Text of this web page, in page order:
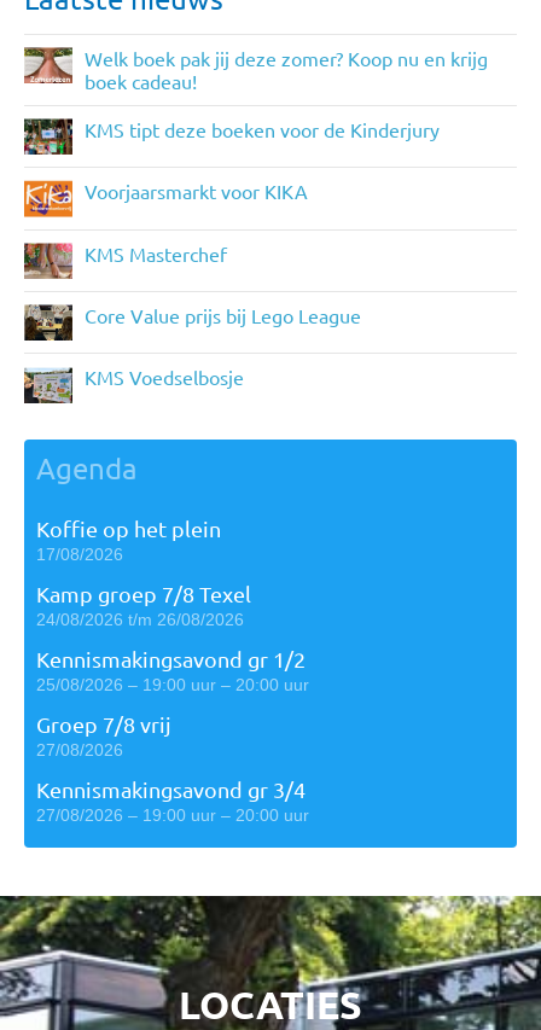
Welk boek pak jij deze zomer? Koop nu en krijg
boek cadeau!
KMS tipt deze boeken voor de Kinderjury
Voorjaarsmarkt voor KIKA
KMS Masterchef
Core Value prijs bij Lego League
KMS Voedselbosje
Agenda
Koffie op het plein
17/08/2026
Kamp groep 7/8 Texel
24/08/2026 t/m 26/08/2026
Kennismakingsavond gr 1/2
25/08/2026 – 19:00 uur – 20:00 uur
Groep 7/8 vrij
27/08/2026
Kennismakingsavond gr 3/4
27/08/2026 – 19:00 uur – 20:00 uur
LOCATIES